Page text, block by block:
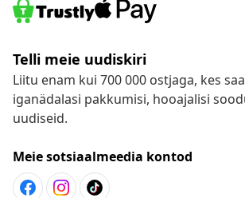
Telli meie uudiskiri
Liitu enam kui 700 000 ostjaga, kes
iganädalasi pakkumisi, hooajalisi
uudiseid.
Meie sotsiaalmeedia kontod